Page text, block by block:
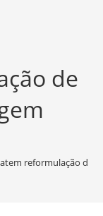
de
reformulação de